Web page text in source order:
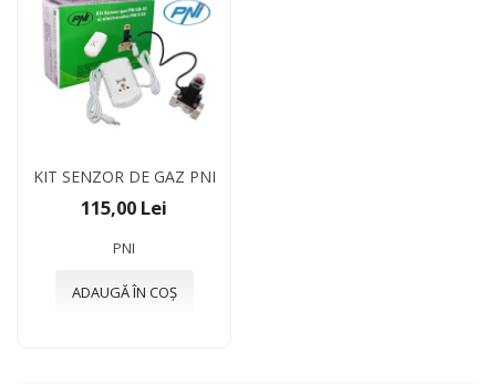
KIT SENZOR DE GAZ PNI
115,00 Lei
PNI
ADAUGĂ ÎN COȘ